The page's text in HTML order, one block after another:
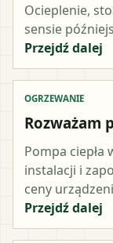
Ocieplenie,
sensie
Przejdź dalej
OGRZEWANIE
Rozważam
Pompa ciepła
instalacji i
ceny
Przejdź dalej